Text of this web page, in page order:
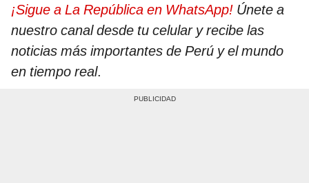
¡Sigue a La República en WhatsApp! Únete a
nuestro canal desde tu celular y recibe las
noticias más importantes de Perú y el mundo
en tiempo real.